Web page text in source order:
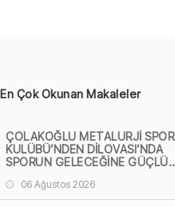
En Çok Okunan Makaleler
ÇOLAKOĞLU METALURJİ SPOR
KULÜBÜ’NDEN DİLOVASI’NDA
SPORUN GELECEĞİNE GÜÇLÜ
06 Ağustos 2026